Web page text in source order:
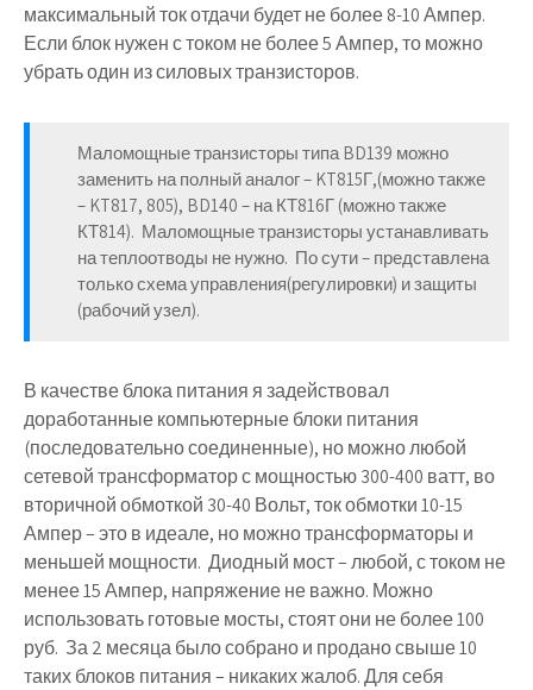
максимальный ток отдачи будет не более 8-10 Ампер.
Если блок нужен с током не более 5 Ампер, то можно
убрать один из силовых транзисторов.
Маломощные транзисторы типа BD139 можно
заменить на полный аналог – KT815Г,(можно также
– KT817, 805), BD140 – на КТ816Г (можно также
КТ814). Маломощные транзисторы устанавливать
на теплоотводы не нужно. По сути – представлена
только схема управления(регулировки) и защиты
(рабочий узел).
В качестве блока питания я задействовал
доработанные компьютерные блоки питания
(последовательно соединенные), но можно любой
сетевой трансформатор с мощностью 300-400 ватт, во
вторичной обмоткой 30-40 Вольт, ток обмотки 10-15
Ампер – это в идеале, но можно трансформаторы и
меньшей мощности. Диодный мост – любой, с током не
менее 15 Ампер, напряжение не важно. Можно
использовать готовые мосты, стоят они не более 100
руб. За 2 месяца было собрано и продано свыше 10
таких блоков питания – никаких жалоб. Для себя